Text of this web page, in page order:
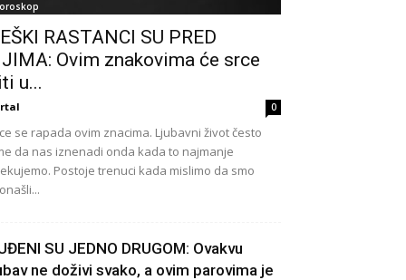
RASTANCI SU PRED
Ovim znakovima će srce
u...
0
se rapada ovim znacima. Ljubavni život često
da nas iznenadi onda kada to najmanje
Postoje trenuci kada mislimo da smo
SU JEDNO DRUGOM: Ovakvu
ne doživi svako, a ovim parovima je